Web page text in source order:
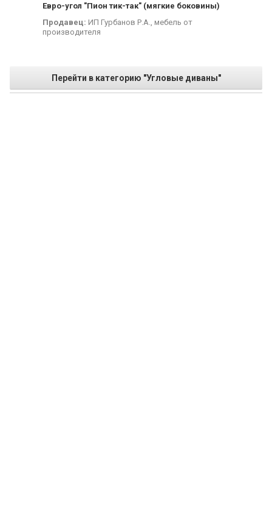
Евро-угол "Пион тик-так" (мягкие боковины)
Продавец: ИП Гурбанов Р.А., мебель от
производителя
Перейти в категорию "Угловые диваны"